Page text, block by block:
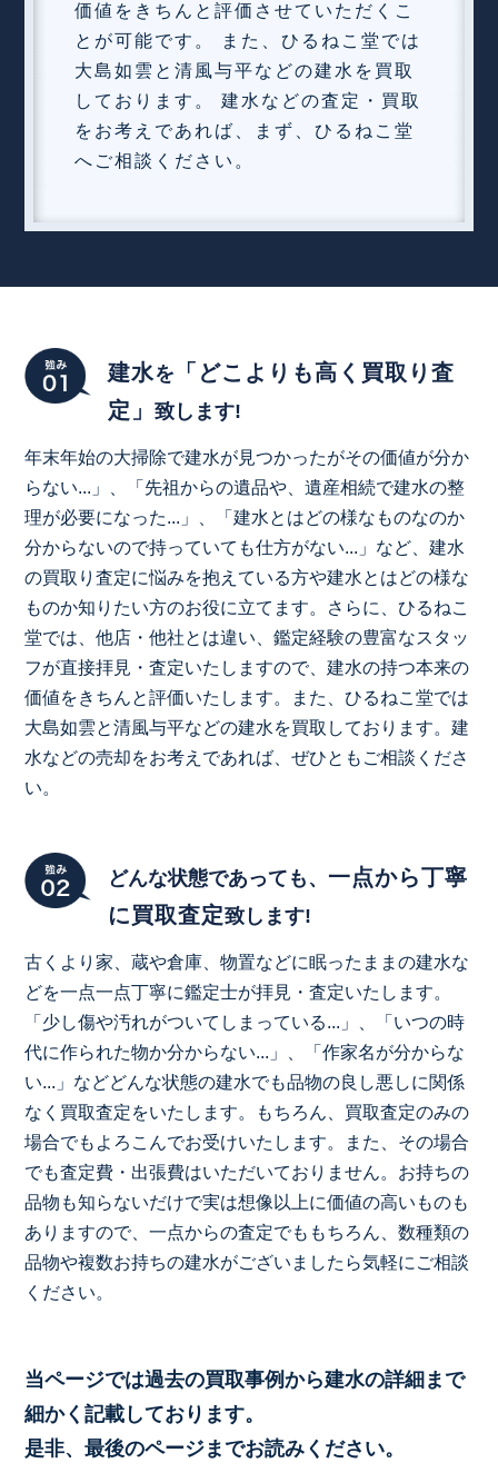
価値をきちんと評価させていただくこ
とが可能です。 また、ひるねこ堂では
大島如雲と清風与平などの建水を買取
しております。 建水などの査定・買取
をお考えであれば、まず、ひるねこ堂
へご相談ください。
建水を
「どこよりも高く買取り査
定」致します!
年末年始の大掃除で建水が見つかったがその価値が分か
らない...」、「先祖からの遺品や、遺産相続で建水の整
理が必要になった...」、「建水とはどの様なものなのか
分からないので持っていても仕方がない...」など、建水
の買取り査定に悩みを抱えている方や建水とはどの様な
ものか知りたい方のお役に立てます。さらに、ひるねこ
堂では、他店・他社とは違い、鑑定経験の豊富なスタッ
フが直接拝見・査定いたしますので、建水の持つ本来の
価値をきちんと評価いたします。また、ひるねこ堂では
大島如雲と清風与平などの建水を買取しております。建
水などの売却をお考えであれば、ぜひともご相談くださ
い。
どんな状態であっても、 一点から丁寧
に買取査定致します!
古くより家、蔵や倉庫、物置などに眠ったままの建水な
どを一点一点丁寧に鑑定士が拝見・査定いたします。
「少し傷や汚れがついてしまっている...」、「いつの時
代に作られた物か分からない...」、「作家名が分からな
い...」などどんな状態の建水でも品物の良し悪しに関係
なく買取査定をいたします。もちろん、買取査定のみの
場合でもよろこんでお受けいたします。また、その場合
でも査定費・出張費はいただいておりません。お持ちの
品物も知らないだけで実は想像以上に価値の高いものも
ありますので、一点からの査定でももちろん、数種類の
品物や複数お持ちの建水がございましたら気軽にご相談
ください。
当ページでは過去の買取事例から建水の詳細まで
細かく記載しております。
是非、最後のページまでお読みください。